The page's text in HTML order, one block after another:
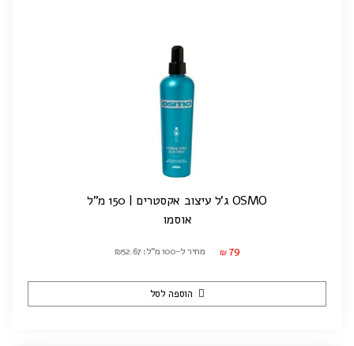
OSMO ג'ל עיצוב אקסטרים | 150 מ"ל
אוסמו
₪ 79 מחיר ל-100 מ"ל: ₪52.67
הוספה לסל